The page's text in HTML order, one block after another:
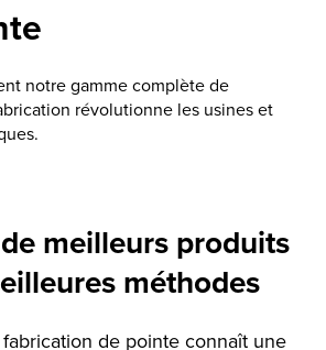
notre gamme complète de
révolutionne les usines et
meilleurs produits
méthodes
de pointe connaît une